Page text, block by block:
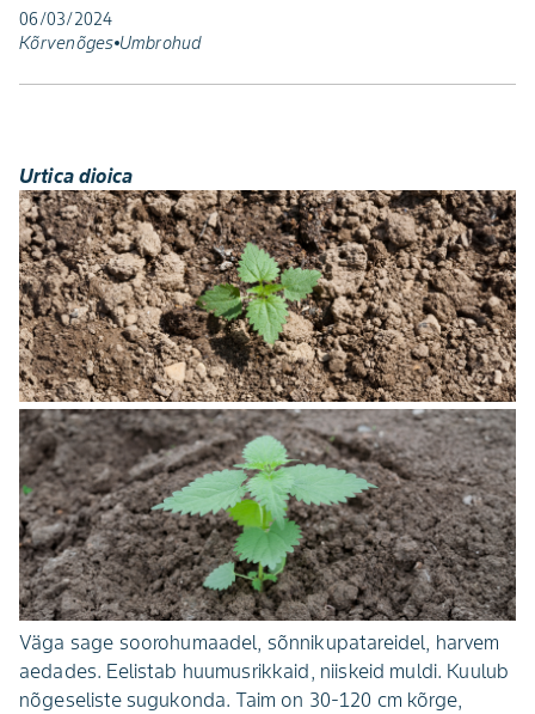
06/03/2024
Kõrvenõges Umbrohud
Urtica dioica
Väga sage soorohumaadel, sõnnikupatarei­del, harvem
aedades. Eelistab huumusrik­kaid, niiskeid muldi. Kuulub
nõgeseliste sugukonda. Taim on 30-120 cm kõrge,